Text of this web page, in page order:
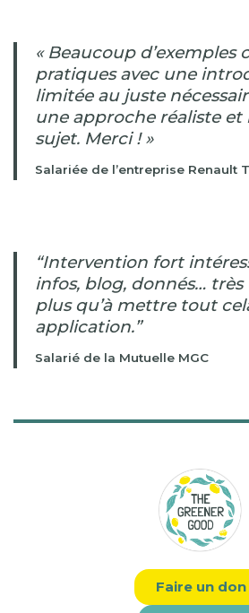
« Beaucoup d’exemples
pratiques avec une
limitée au juste
une approche réaliste et
sujet. Merci ! »
Salariée de l’entreprise Renault
“Intervention fort
infos, blog, donnés… très
plus qu’à mettre tout
application.”
Salarié de la Mutuelle MGC
Faire un don